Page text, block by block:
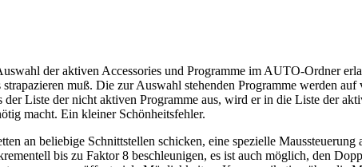
der aktiven Accessories und Programme im AUTO-Ordner
muß. Die zur Auswahl stehenden Programme werden auf
Liste der nicht aktiven Programme aus, wird er in die Liste der
macht. Ein kleiner Schönheitsfehler.
an beliebige Schnittstellen schicken, eine spezielle
bis zu Faktor 8 beschleunigen, es ist auch möglich, den